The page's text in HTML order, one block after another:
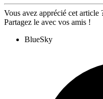
Vous avez apprécié cet article
Partagez le avec vos amis !
BlueSky